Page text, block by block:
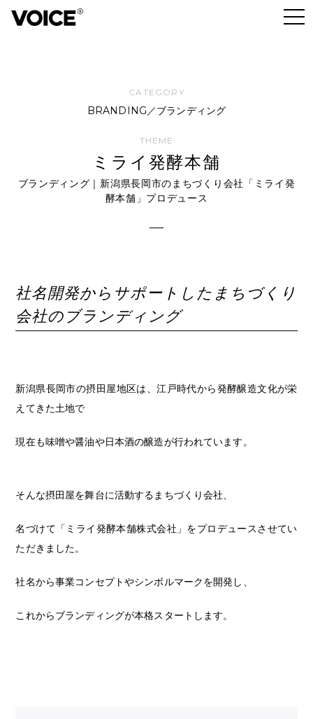
BRANDING／ブランディング
ミライ発酵本舗
ブランディング｜新潟県長岡市のまちづくり会社「ミライ発
酵本舗」プロデュース
社名開発からサポートしたまちづくり
会社のブランディング
新潟県長岡市の摂田屋地区は、江戸時代から発酵醸造文化が栄
えてきた土地で
現在も味噌や醤油や日本酒の醸造が行われています。
そんな摂田屋を舞台に活動するまちづくり会社、
名づけて「ミライ発酵本舗株式会社」をプロデュースさせてい
ただきました。
社名から事業コンセプトやシンボルマークを開発し、
これからブランディングが本格スタートします。